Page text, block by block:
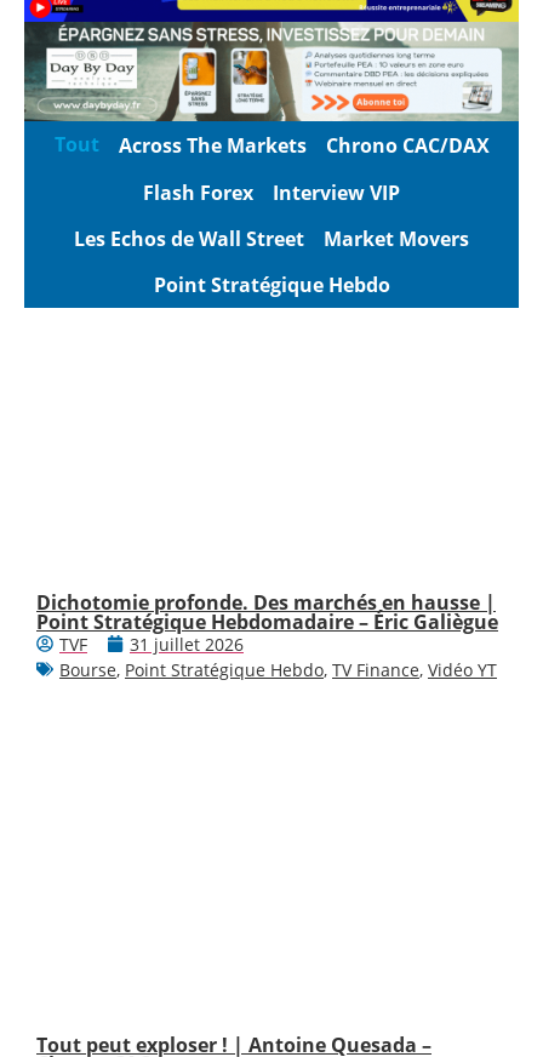
Across The Markets
Chrono CAC/DAX
Flash Forex
Interview VIP
Les Echos de Wall Street
Market Movers
Point Stratégique Hebdo
Tout
Dichotomie profonde. Des marchés en hausse |
Point Stratégique Hebdomadaire – Éric Galiègue
TVF
31 juillet 2026
Bourse, Point Stratégique Hebdo, TV Finance, Vidéo YT
Tout peut exploser ! | Antoine Quesada –